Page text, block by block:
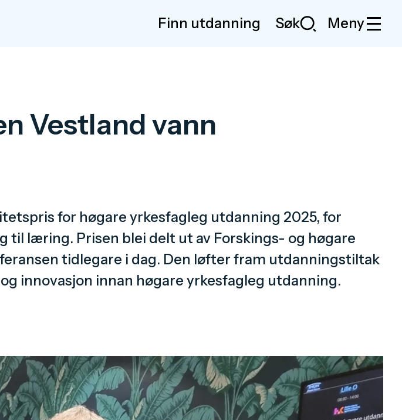
Finn utdanning Meny
Vestland vann
for høgare yrkesfagleg utdanning 2025, for
læring. Prisen blei delt ut av Forskings- og høgare
tidlegare i dag. Den løfter fram utdanningstiltak
innovasjon innan høgare yrkesfagleg utdanning.